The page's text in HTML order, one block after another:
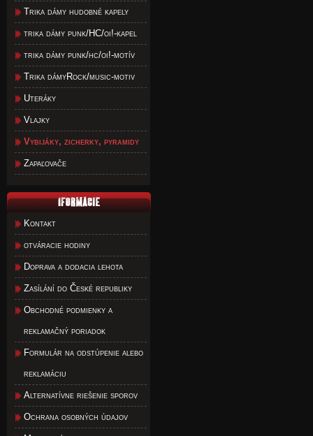
Trika dámy hudobné kapely
trika dámy punk/HC/oi!-kapel
trika dámy punk/hc/oi!-motív
Trika dámyRock/music-motiv
Uteráky
Vlajky
Vybijáky, zicherky, pyramidy
Zapaľovače
Kontakt
otváracie hodiny
Doprava a dodacia lehota
Zasílání do České republiky
Obchodné podmienky a
reklamačný poriadok
Formulár na odstúpenie alebo
reklamáciu
Alternatívne riešenie sporov
Ochrana osobných údajov